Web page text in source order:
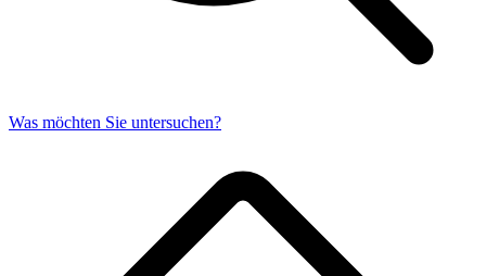
Was möchten Sie untersuchen?